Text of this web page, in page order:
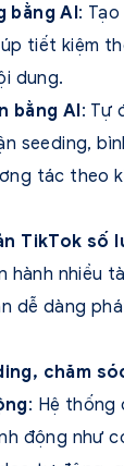
bằng AI:
tiết kiệm
dung.
bằng AI: Tự
seeding,
tác theo
TikTok số
hành nhiều
dễ dàng
chăm
: Hệ thống
động như